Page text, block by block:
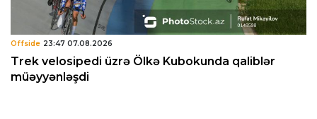
Offside 23:47 07.08.2026
Trek velosipedi üzrə Ölkə Kubokunda qaliblər
müəyyənləşdi